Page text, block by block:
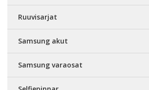
Ruuvisarjat
Samsung akut
Samsung varaosat